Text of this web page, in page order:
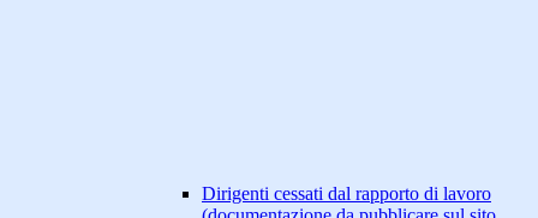
Dirigenti cessati dal rapporto di lavoro